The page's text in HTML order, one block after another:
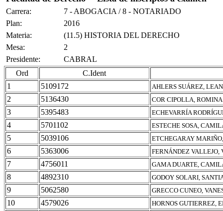
Carrera:
7 - ABOGACIA / 8 - NOTARIADO
Plan:
2016
Materia:
(11.5) HISTORIA DEL DERECHO
Mesa:
2
Presidente:
CABRAL
Ord
C.Ident
1
5109172 AHLERS SUÁREZ,
2 5136430 COR CIPOLLA,
3 5395483 ECHEVARRÍA
4 5701102 ESTECHE SOSA,
5 5039106 ETCHEGARAY
6 5363006 FERNÁNDEZ VALLEJO,
7 4756011 GAMA DUARTE,
8 4892310 GODOY SOLARI,
9 5062580 GRECCO CUNEO,
10 4579026 HORNOS GUTIERREZ,